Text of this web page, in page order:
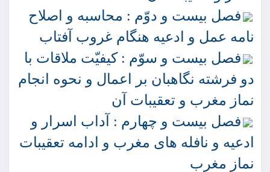
فصل بيست و دوّم : محاسبه و اصلاح
نامه عمل و ادعيه هنگام غروب آفتاب
فصل بيست و سوّم : كيفيّت ملاقات با
دو فرشته نگاهبان بر اعمال و نحوه انجام
نماز مغرب و تعقيبات آن
فصل بيست و چهارم : آداب اسرار و
ادعيه و نافله هاى مغرب و ادامه تعقيبات
نماز مغرب